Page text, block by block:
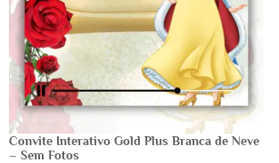
Convite Interativo Gold Plus Branca de Neve
– Sem Fotos